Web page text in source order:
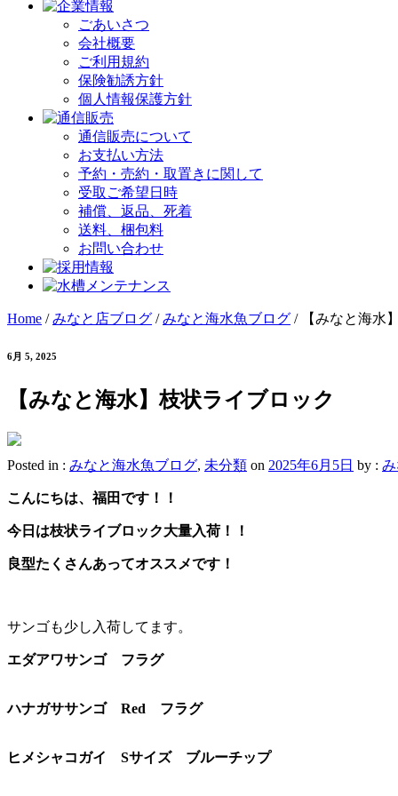
ごあいさつ
会社概要
ご利用規約
保険勧誘方針
個人情報保護方針
通信販売について
お支払い方法
予約・売約・取置きに関して
受取ご希望日時
補償、返品、死着
送料、梱包料
お問い合わせ
Home /みなと店ブログ /みなと海水魚ブログ / 【みなと海水
6月 5, 2025
【みなと海水】枝状ライブロック
Posted in : みなと海水魚ブログ, 未分類 on 2025年6月5日 by :
こんにちは、福田です！！
今日は枝状ライブロック大量入荷！！
良型たくさんあってオススメです！
サンゴも少し入荷してます。
エダアワサンゴ フラグ
ハナガササンゴ Red フラグ
ヒメシャコガイ Sサイズ ブルーチップ